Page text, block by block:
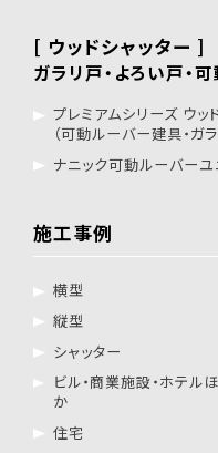
[ ウッドシャッター ]
ガラリ戸・よろい戸・
プレミアムシリーズ ウッ
（可動ルーバー建具・ガラ
ナニック可動ルーバーユ
施工事例
横型
縦型
シャッター
ビル・商業施設・ホテルほ
か
住宅